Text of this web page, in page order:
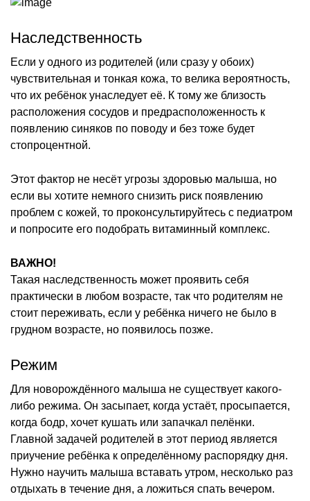
Наследственность
Если у одного из родителей (или сразу у обоих)
чувствительная и тонкая кожа, то велика вероятность,
что их ребёнок унаследует её. К тому же близость
расположения сосудов и предрасположенность к
появлению синяков по поводу и без тоже будет
стопроцентной.
Этот фактор не несёт угрозы здоровью малыша, но
если вы хотите немного снизить риск появлению
проблем с кожей, то проконсультируйтесь с педиатром
и попросите его подобрать витаминный комплекс.
ВАЖНО!
Такая наследственность может проявить себя
практически в любом возрасте, так что родителям не
стоит переживать, если у ребёнка ничего не было в
грудном возрасте, но появилось позже.
Режим
Для новорождённого малыша не существует какого-
либо режима. Он засыпает, когда устаёт, просыпается,
когда бодр, хочет кушать или запачкал пелёнки.
Главной задачей родителей в этот период является
приучение ребёнка к определённому распорядку дня.
Нужно научить малыша вставать утром, несколько раз
отдыхать в течение дня, а ложиться спать вечером.